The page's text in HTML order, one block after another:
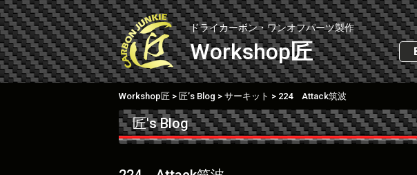
Skip
to
content
ドライカーボン・ワンオフパーツ製作
Workshop匠
Workshop匠 > 匠’s Blog > サーキット > 224 Attack筑波
匠's Blog